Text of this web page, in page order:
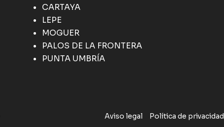
CARTAYA
LEPE
MOGUER
PALOS DE LA FRONTERA
PUNTA UMBRÍA
Aviso legal Política de privacidad